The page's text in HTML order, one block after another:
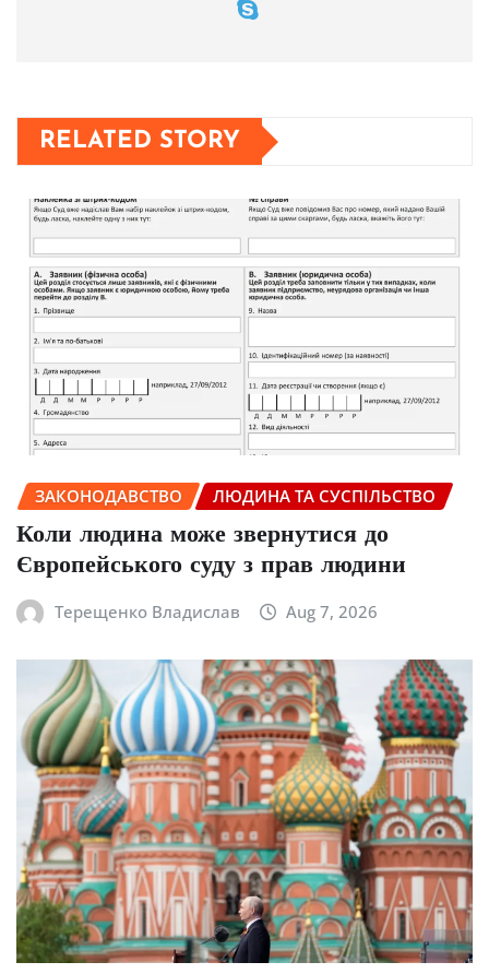
RELATED STORY
ЗАКОНОДАВСТВО ЛЮДИНА ТА СУСПІЛЬСТВО
Коли людина може звернутися до
Європейського суду з прав людини
Терещенко Владислав Aug 7, 2026